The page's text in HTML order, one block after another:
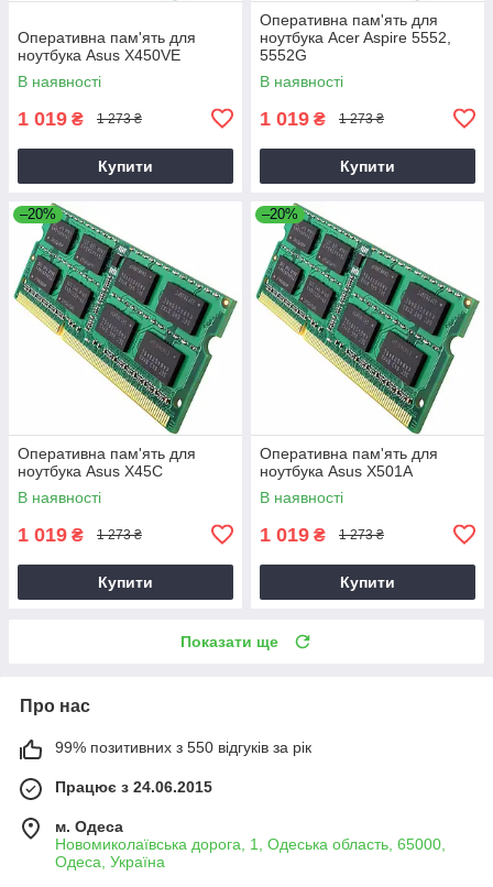
Оперативна пам'ять для
ноутбука Asus X450VE
В наявності
1 019 ₴ 1 273 ₴
Купити
Оперативна пам'ять для
ноутбука Acer Aspire 5552,
5552G
В наявності
1 019 ₴ 1 273 ₴
Купити
–20%
Оперативна пам'ять для
ноутбука Asus X45C
В наявності
1 019 ₴ 1 273 ₴
Купити
–20%
Оперативна пам'ять для
ноутбука Asus X501A
В наявності
1 019 ₴ 1 273 ₴
Купити
Показати ще
Про нас
99% позитивних з 550 відгуків за рік
Працює з 24.06.2015
м. Одеса
Новомиколаївська дорога, 1, Одеська область, 65000,
Одеса, Україна